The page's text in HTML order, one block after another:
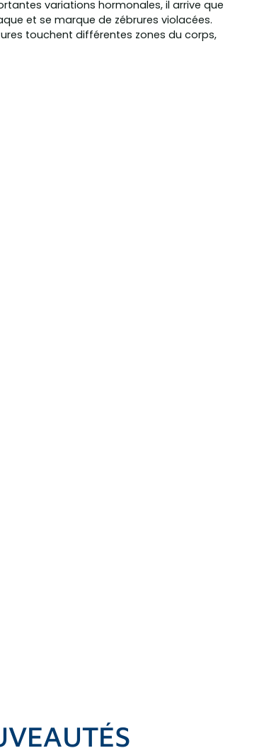
variations hormonales, il arrive que
et se marque de zébrures violacées.
touchent différentes zones du corps,